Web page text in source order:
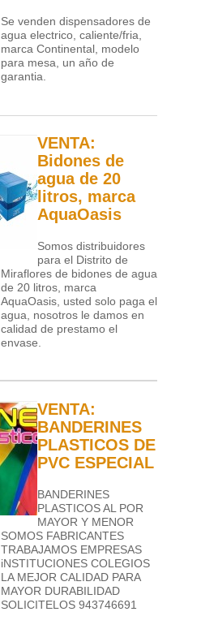
Se venden dispensadores de
agua electrico, caliente/fria,
marca Continental, modelo
para mesa, un año de
garantia.
VENTA:
Bidones de
agua de 20
litros, marca
AquaOasis
Somos distribuidores
para el Distrito de
Miraflores de bidones de agua
de 20 litros, marca
AquaOasis, usted solo paga el
agua, nosotros le damos en
calidad de prestamo el
envase.
VENTA:
BANDERINES
PLASTICOS DE
PVC ESPECIAL
BANDERINES
PLASTICOS AL POR
MAYOR Y MENOR
SOMOS FABRICANTES
TRABAJAMOS EMPRESAS
iNSTITUCIONES COLEGIOS
LA MEJOR CALIDAD PARA
MAYOR DURABILIDAD
SOLICITELOS 943746691